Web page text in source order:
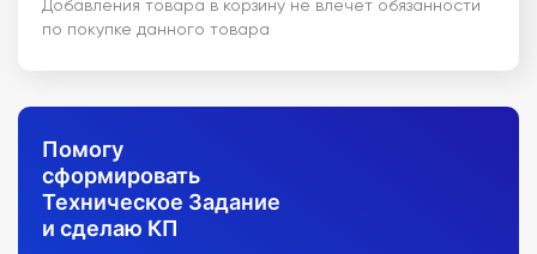
Добавления товара в корзину не влечет обязанности
по покупке данного товара
Помогу
сформировать
Техническое Задание
и сделаю КП